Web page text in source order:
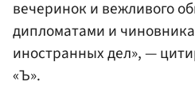
вечеринок и вежливого
дипломатами и
иностранных дел», —
«Ъ».